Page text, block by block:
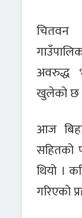
चितवन
अवरुद्ध
खुलेको छ
आज
सहितको
थियो ।
गरिएको